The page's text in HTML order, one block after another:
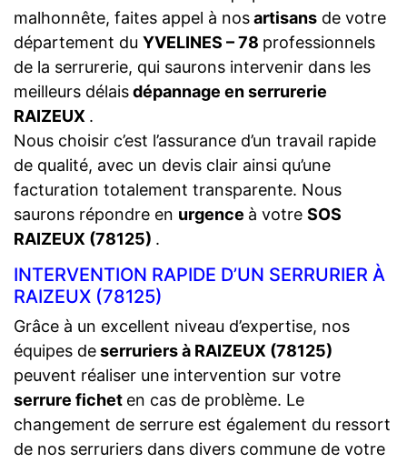
malhonnête, faites appel à nosartisans de votre
département du YVELINES – 78 professionnels
de la serrurerie, qui saurons intervenir dans les
meilleurs délaisdépannage en serrurerie
RAIZEUX .
Nous choisir c’est l’assurance d’un travail rapide
de qualité, avec un devis clair ainsi qu’une
facturation totalement transparente. Nous
saurons répondre en urgence à votre SOS
RAIZEUX (78125) .
INTERVENTION RAPIDE D’UN SERRURIER À
RAIZEUX (78125)
Grâce à un excellent niveau d’expertise, nos
équipes deserruriers à RAIZEUX (78125)
peuvent réaliser une intervention sur votre
serrure fichet en cas de problème. Le
changement de serrure est également du ressort
de nos serruriers dans divers commune de votre